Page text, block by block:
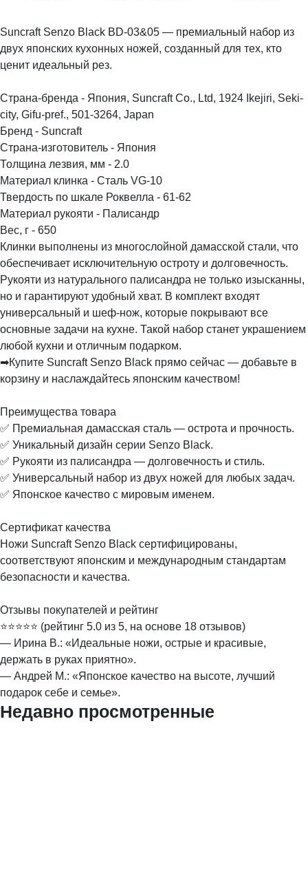
Suncraft Senzo Black BD-03&05 — премиальный набор из
двух японских кухонных ножей, созданный для тех, кто
ценит идеальный рез.
Страна-бренда - Япония, Suncraft Co., Ltd, 1924 Ikejiri, Seki-
city, Gifu-pref., 501-3264, Japan
Бренд - Suncraft
Страна-изготовитель - Япония
Толщина лезвия, мм - 2.0
Материал клинка - Сталь VG-10
Твердость по шкале Роквелла - 61-62
Материал рукояти - Палисандр
Вес, г - 650
Клинки выполнены из многослойной дамасской стали, что
обеспечивает исключительную остроту и долговечность.
Рукояти из натурального палисандра не только изысканны,
но и гарантируют удобный хват. В комплект входят
универсальный и шеф-нож, которые покрывают все
основные задачи на кухне. Такой набор станет украшением
любой кухни и отличным подарком.
➡Купите Suncraft Senzo Black прямо сейчас — добавьте в
корзину и наслаждайтесь японским качеством!
Преимущества товара
✅ Премиальная дамасская сталь — острота и прочность.
✅ Уникальный дизайн серии Senzo Black.
✅ Рукояти из палисандра — долговечность и стиль.
✅ Универсальный набор из двух ножей для любых задач.
✅ Японское качество с мировым именем.
Сертификат качества
Ножи Suncraft Senzo Black сертифицированы,
соответствуют японским и международным стандартам
безопасности и качества.
Отзывы покупателей и рейтинг
⭐️⭐️⭐️⭐️⭐️ (рейтинг 5.0 из 5, на основе 18 отзывов)
— Ирина В.: «Идеальные ножи, острые и красивые,
держать в руках приятно».
— Андрей М.: «Японское качество на высоте, лучший
подарок себе и семье».
Недавно просмотренные